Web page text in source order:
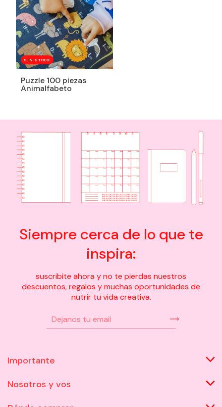
SIN STOCK
Puzzle 100 piezas
Animalfabeto
Siempre cerca de lo que te
inspira:
suscribite ahora y no te pierdas nuestros
descuentos, regalos y muchas oportunidades de
nutrir tu vida creativa.
Importante
Nosotros y vos